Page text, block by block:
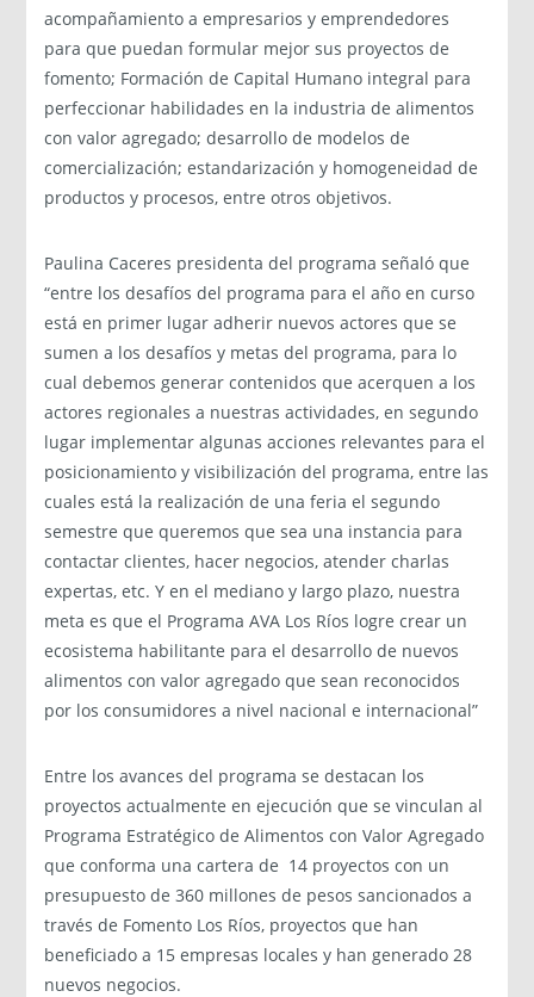
acompañamiento a empresarios y emprendedores
para que puedan formular mejor sus proyectos de
fomento; Formación de Capital Humano integral para
perfeccionar habilidades en la industria de alimentos
con valor agregado; desarrollo de modelos de
comercialización; estandarización y homogeneidad de
productos y procesos, entre otros objetivos.
Paulina Caceres presidenta del programa señaló que
“entre los desafíos del programa para el año en curso
está en primer lugar adherir nuevos actores que se
sumen a los desafíos y metas del programa, para lo
cual debemos generar contenidos que acerquen a los
actores regionales a nuestras actividades, en segundo
lugar implementar algunas acciones relevantes para el
posicionamiento y visibilización del programa, entre las
cuales está la realización de una feria el segundo
semestre que queremos que sea una instancia para
contactar clientes, hacer negocios, atender charlas
expertas, etc. Y en el mediano y largo plazo, nuestra
meta es que el Programa AVA Los Ríos logre crear un
ecosistema habilitante para el desarrollo de nuevos
alimentos con valor agregado que sean reconocidos
por los consumidores a nivel nacional e internacional”
Entre los avances del programa se destacan los
proyectos actualmente en ejecución que se vinculan al
Programa Estratégico de Alimentos con Valor Agregado
que conforma una cartera de 14 proyectos con un
presupuesto de 360 millones de pesos sancionados a
través de Fomento Los Ríos, proyectos que han
beneficiado a 15 empresas locales y han generado 28
nuevos negocios.